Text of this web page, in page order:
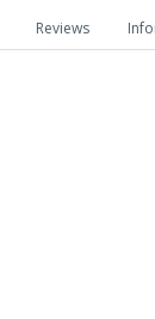
Reviews